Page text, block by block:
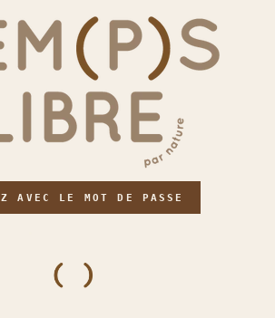
AVEC LE MOT DE PASSE